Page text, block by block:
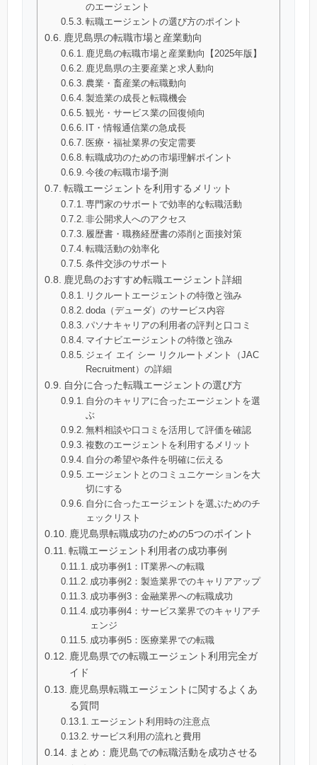
のエージェント
転職エージェントの選び方のポイント
鹿児島県の転職市場と産業動向
鹿児島の転職市場と産業動向【2025年版】
鹿児島県の主要産業と求人動向
農業・畜産業の転職動向
製造業の成長と転職機会
観光・サービス業の回復傾向
IT・情報通信業の急成長
医療・福祉業界の安定需要
転職成功のための市場理解ポイント
今後の転職市場予測
転職エージェントを利用するメリット
専門家のサポートで効率的な転職活動
非公開求人へのアクセス
履歴書・職務経歴書の添削と面接対策
転職活動の効率化
条件交渉のサポート
鹿児島のおすすめ転職エージェント詳細
リクルートエージェントの特徴と強み
doda（デューダ）のサービス内容
パソナキャリアの利用者の評判と口コミ
マイナビエージェントの特徴と強み
ジェイ エイ シー リクルートメント（JAC
Recruitment）の詳細
自分に合った転職エージェントの選び方
自分のキャリアに合ったエージェントを選
ぶ
無料相談や口コミを活用して評価を確認
複数のエージェントを利用するメリット
自分の希望や条件を明確に伝える
エージェントとのコミュニケーションを大
切にする
自分に合ったエージェントを選ぶためのチ
ェックリスト
鹿児島県転職成功のための5つのポイント
転職エージェント利用者の成功事例
成功事例1：IT業界への転職
成功事例2：製造業界でのキャリアアップ
成功事例3：金融業界への転職成功
成功事例4：サービス業界でのキャリアチ
ェンジ
成功事例5：医療業界での転職
鹿児島県での転職エージェント利用完全ガ
イド
鹿児島県転職エージェントに関するよくあ
る質問
エージェント利用時の注意点
サービス利用の流れと費用
まとめ：鹿児島での転職活動を成功させる